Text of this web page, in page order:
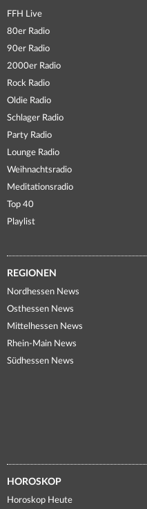
FFH Live
80er Radio
90er Radio
2000er Radio
Rock Radio
Oldie Radio
Schlager Radio
Party Radio
Lounge Radio
Weihnachtsradio
Meditationsradio
Top 40
Playlist
REGIONEN
Nordhessen News
Osthessen News
Mittelhessen News
Rhein-Main News
Südhessen News
HOROSKOP
Horoskop Heute